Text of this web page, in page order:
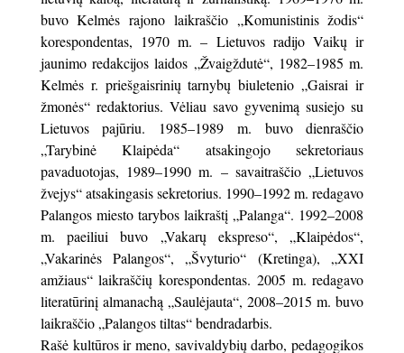
buvo Kelmės rajono laikraščio „Komunistinis žodis“
korespondentas, 1970 m. – Lietuvos radijo Vaikų ir
jaunimo redakcijos laidos „Žvaigždutė“, 1982–1985 m.
Kelmės r. priešgaisrinių tarnybų biuletenio „Gaisrai ir
žmonės“ redaktorius. Vėliau savo gyvenimą susiejo su
Lietuvos pajūriu. 1985–1989 m. buvo dienraščio
„Tarybinė Klaipėda“ atsakingojo sekretoriaus
pavaduotojas, 1989–1990 m. – savaitraščio „Lietuvos
žvejys“ atsakingasis sekretorius. 1990–1992 m. redagavo
Palangos miesto tarybos laikraštį „Palanga“. 1992–2008
m. paeiliui buvo „Vakarų ekspreso“, „Klaipėdos“,
„Vakarinės Palangos“, „Švyturio“ (Kretinga), „XXI
amžiaus“ laikraščių korespondentas. 2005 m. redagavo
literatūrinį almanachą „Saulėjauta“, 2008–2015 m. buvo
laikraščio „Palangos tiltas“ bendradarbis.
Rašė kultūros ir meno, savivaldybių darbo, pedagogikos